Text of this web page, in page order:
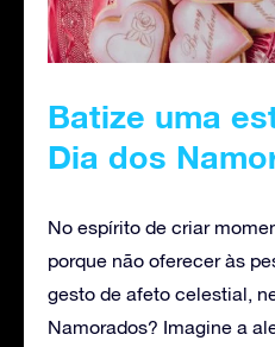
Batize uma
Dia dos
No espírito de criar
porque não oferecer às
gesto de afeto celestial,
Namorados? Imagine a